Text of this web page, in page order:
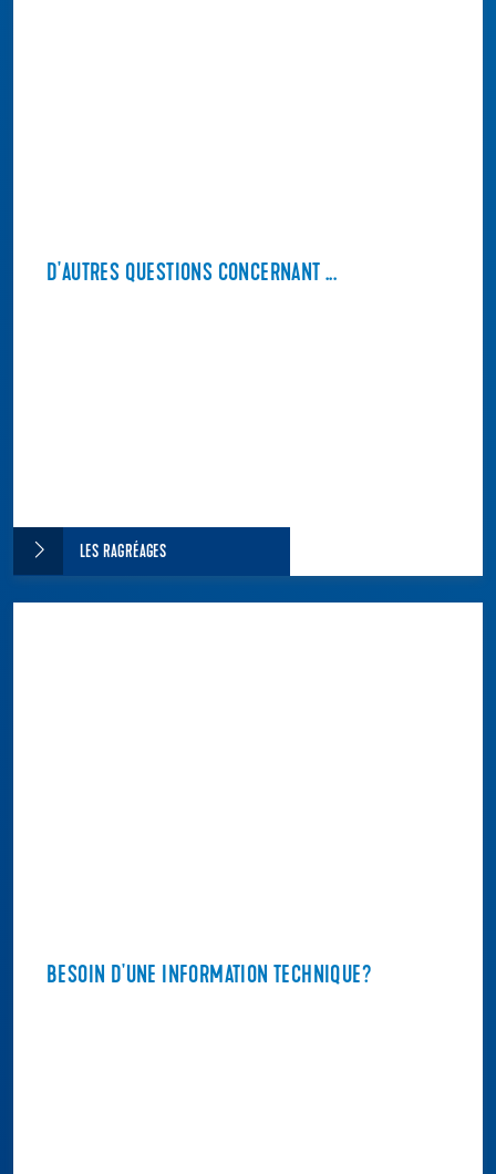
D'AUTRES QUESTIONS CONCERNANT ...
LES RAGRÉAGES
BESOIN D'UNE INFORMATION TECHNIQUE?